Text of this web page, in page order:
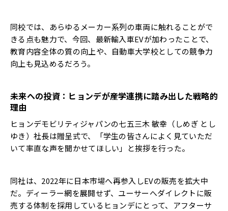
同校では、あらゆるメーカー系列の車両に触れることがで
きる点も魅力で、今回、最新輸入車EVが加わったことで、
教育内容全体の質の向上や、自動車大学校としての競争力
向上も見込めるだろう。
未来への投資：ヒョンデが産学連携に踏み出した戦略的
理由
ヒョンデモビリティジャパンの七五三木 敏幸（しめぎ とし
ゆき）社長は贈呈式で、「学生の皆さんによく見ていただ
いて率直な声を聞かせてほしい」と挨拶を行った。
同社は、2022年に日本市場へ再参入しEVの販売を拡大中
だ。ディーラー網を展開せず、ユーサーへダイレクトに販
売する体制を採用しているヒョンデにとって、アフターサ